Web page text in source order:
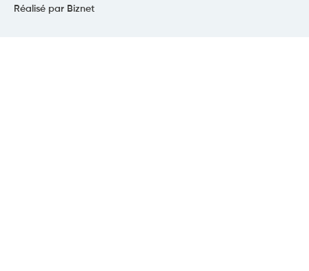
Réalisé par Biznet